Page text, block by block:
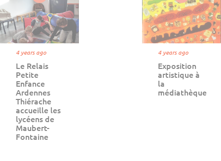
Le Relais
Petite
Enfance
Ardennes
Thiérache
accueille les
lycéens de
Maubert-
Fontaine
4 years ago
Exposition
artistique à
la
médiathèque
4 years ago